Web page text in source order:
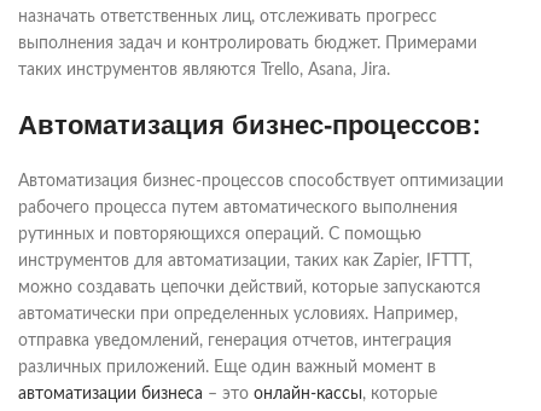
назначать ответственных лиц, отслеживать прогресс
выполнения задач и контролировать бюджет. Примерами
таких инструментов являются Trello, Asana, Jira.
Автоматизация бизнес-процессов:
Автоматизация бизнес-процессов способствует оптимизации
рабочего процесса путем автоматического выполнения
рутинных и повторяющихся операций. С помощью
инструментов для автоматизации, таких как Zapier, IFTTT,
можно создавать цепочки действий, которые запускаются
автоматически при определенных условиях. Например,
отправка уведомлений, генерация отчетов, интеграция
различных приложений. Еще один важный момент в
автоматизации бизнеса – это онлайн-кассы, которые